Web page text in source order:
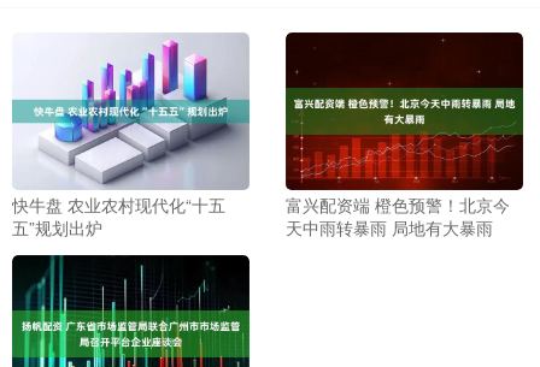
快牛盘 农业农村现代化“十五
五”规划出炉
富兴配资端 橙色预警！北京今
天中雨转暴雨 局地有大暴雨